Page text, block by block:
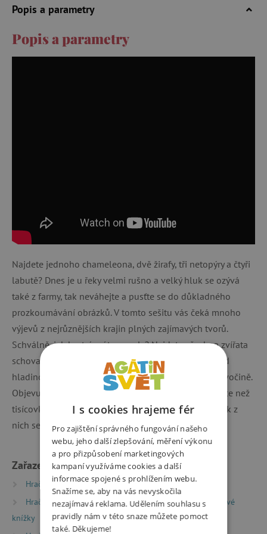
Popis a parametry
Popis a parametry
Najdete jednoho chameleona, dvě žirafy, tři netopýry a čtyři
labutě? Dnes je u řeky velmi rušno a velký hluk se ozývá
také z farmy, tak neváhejte a pusťte se do důkladného
prozkoumávání obrázků. V tomto sešitu vás čeká mnoho
výjevů z nejrůznějších krajin plných zajímavých tvorů.
Schválně, jak bystré máte smysly? Najdete všechna zvířata
schovaná v obrázcích? Na poušti, v deštném lese, pod
hladinou, pod zemí, v oceánech nebo v australské divočině.
Objevujte rozmanité výjevy a zabavte se hledáním více než
tisícovky zvířat, která jsou v knize šikovně ukryta. Kolik z
nich se vám podaří najít?
Zařazeno v kategoriích
Hračky dle typu Knihy
Knížky pro nejmenší
Hračky dle typu
Knihy
Zábavné a samolepkové
knížky
I s cookies hrajeme fér
Pro zajištění správného fungování našeho
webu, jeho další zlepšování, měření výkonu
a pro přizpůsobení marketingových
kampaní využíváme cookies a další
informace spojené s prohlížením webu.
Snažíme se, aby na vás nevyskočila
nezajímavá reklama. Udělením souhlasu s
pravidly nám v této snaze můžete pomoct
také. Děkujeme!